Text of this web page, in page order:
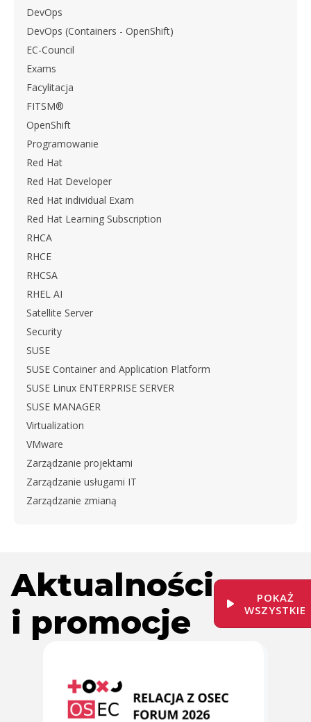
DevOps
DevOps (Containers - OpenShift)
EC-Council
Exams
Facylitacja
FITSM®
OpenShift
Programowanie
Red Hat
Red Hat Developer
Red Hat individual Exam
Red Hat Learning Subscription
RHCA
RHCE
RHCSA
RHEL AI
Satellite Server
Security
SUSE
SUSE Container and Application Platform
SUSE Linux ENTERPRISE SERVER
SUSE MANAGER
Virtualization
VMware
Zarządzanie projektami
Zarządzanie usługami IT
Zarządzanie zmianą
Aktualności
i promocje
POKAŻ
WSZYSTKIE